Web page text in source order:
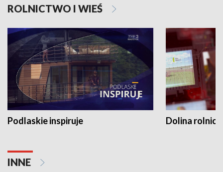
ROLNICTWO I WIEŚ
Podlaskie inspiruje Dolina
INNE